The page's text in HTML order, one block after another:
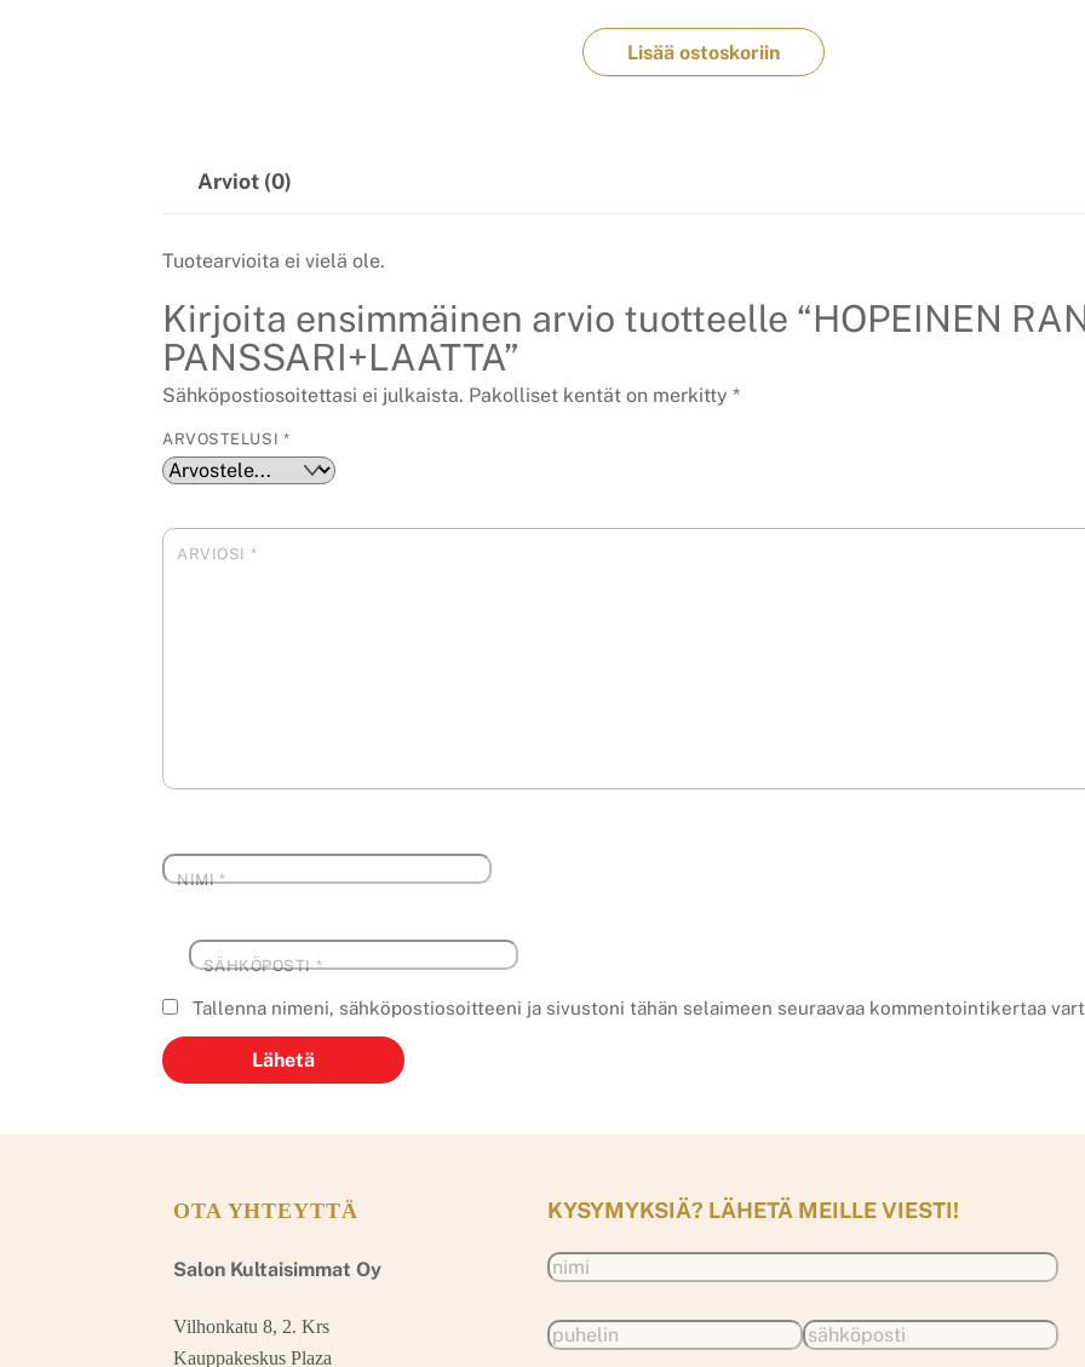
Lisää ostoskoriin
Arviot (0)
Tuotearvioita ei vielä ole.
Kirjoita ensimmäinen arvio tuotteelle “HOPEINEN
PANSSARI+LAATTA”
Sähköpostiosoitettasi ei julkaista. Pakolliset kentät on merkitty*
ARVOSTELUSI *
ARVIOSI *
NIMI*
SÄHKÖPOSTI*
Tallenna nimeni, sähköpostiosoitteeni ja sivustoni tähän selaimeen seuraavaa kommentointikertaa
OTA YHTEYTTÄ
Salon Kultaisimmat Oy
Vilhonkatu 8, 2. Krs
Kauppakeskus Plaza
KYSYMYKSIÄ? LÄHETÄ MEILLE VIESTI!